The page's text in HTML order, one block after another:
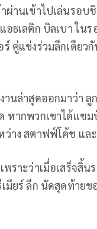
ผ่านเข้าไปเล่นรอบ
อธเลติก บิลเบา ใน
คู่แข่งร่วมลีกเดีย
านล่าสุดออกมาว่า
หากพวกเขาได้แช
ว่าง สตาฟฟ์โค้ช แ
พราะว่าเมื่อเสร็จสิ้
เมียร์ ลีก นัดสุดท้าย